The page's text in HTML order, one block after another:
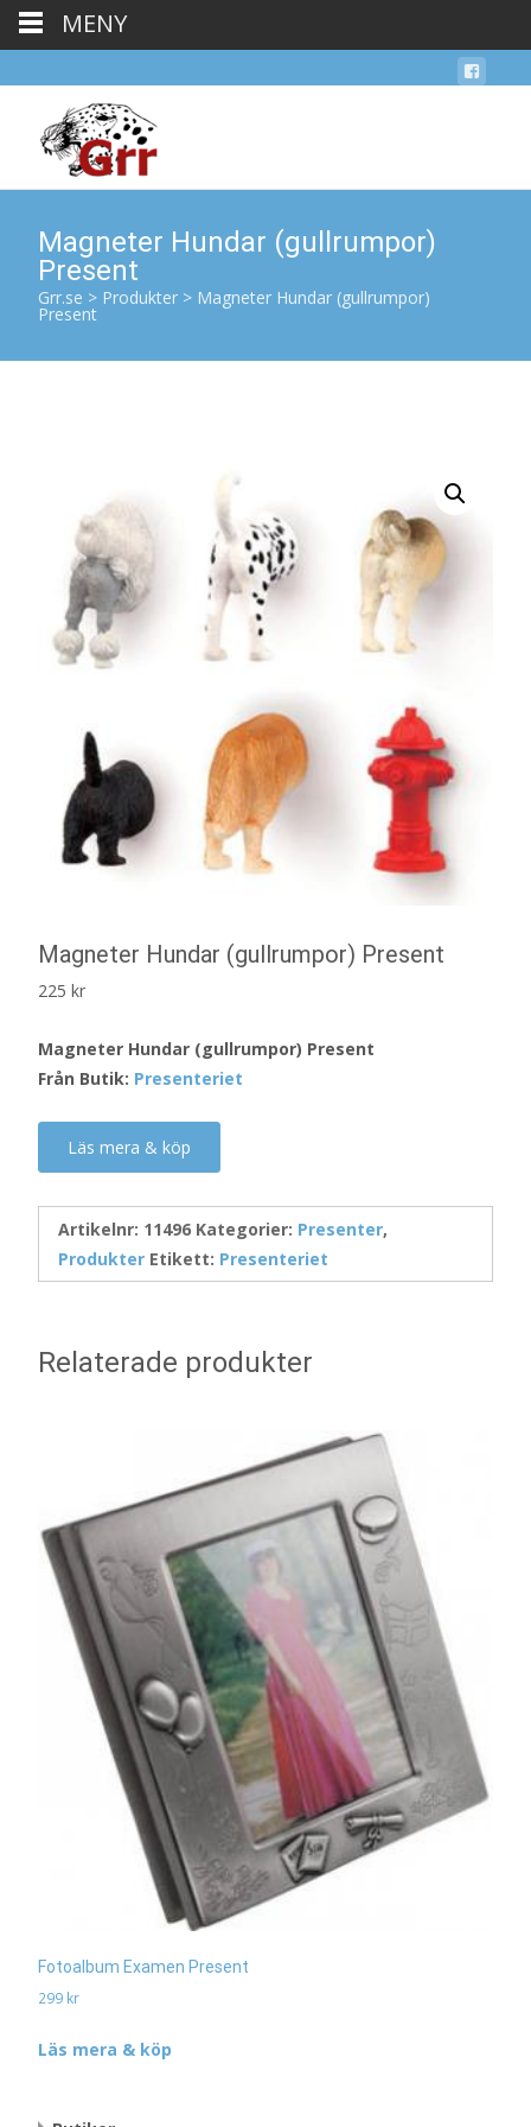
Magneter Hundar (gullrumpor)
Present
Grr.se > Produkter > Magneter Hundar (gullrumpor)
Present
Magneter Hundar (gullrumpor) Present
225 kr
Magneter Hundar (gullrumpor) Present
Från Butik: Presenteriet
Läs mera & köp
Artikelnr: 11496 Kategorier: Presenter,
Produkter Etikett: Presenteriet
Relaterade produkter
Fotoalbum Examen Present
299 kr
Läs mera & köp
MENY